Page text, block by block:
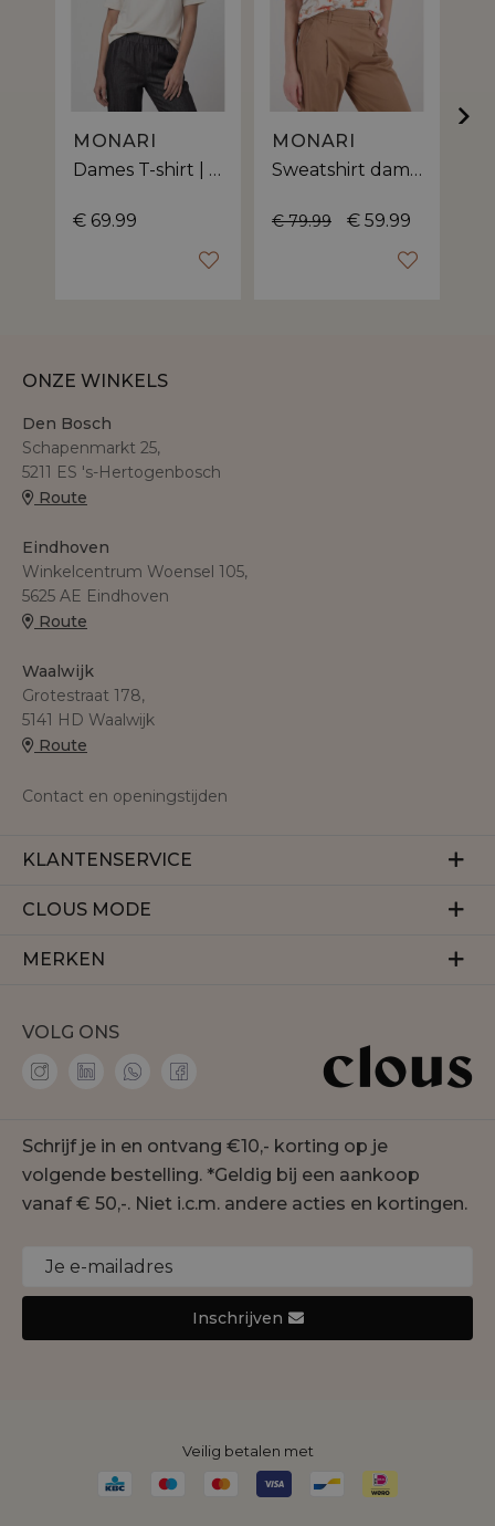
MONARI
Dames T-shirt | bloemenaccenten
€ 69.99
MONARI
Sweatshirt dames | relaxed fit
€ 79.99 € 59.99
ONZE WINKELS
Den Bosch
Schapenmarkt 25,
5211 ES 's-Hertogenbosch
Route
Eindhoven
Winkelcentrum Woensel 105,
5625 AE Eindhoven
Route
Waalwijk
Grotestraat 178,
5141 HD Waalwijk
Route
Contact en openingstijden
KLANTENSERVICE
Veelgestelde vragen
Betalen
CLOUS MODE
Over ons
Membership
Onze winkels
Duurzaamheid
Cookie statement
MERKEN
Accentil
Amaya Amsterdam
Geisha
Gustav
Jansen Amsterdam
Monari
Nukus
Rino&Pelle
VOLG ONS
Schrijf je in en ontvang €10,- korting op je
volgende bestelling. *Geldig bij een aankoop
vanaf € 50,-. Niet i.c.m. andere acties en kortingen.
Inschrijven
Veilig betalen met